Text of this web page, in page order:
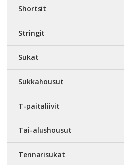
Shortsit
Stringit
Sukat
Sukkahousut
T-paitaliivit
Tai-alushousut
Tennarisukat